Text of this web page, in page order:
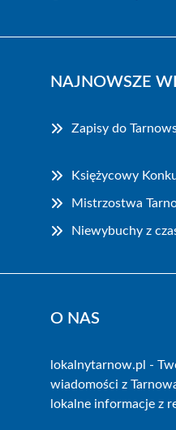
NAJNOWSZE
Zapisy do
Księżycowy
Mistrzostwa
Niewybuchy z
O NAS
lokalnytarnow.pl -
wiadomości z
lokalne informacje z